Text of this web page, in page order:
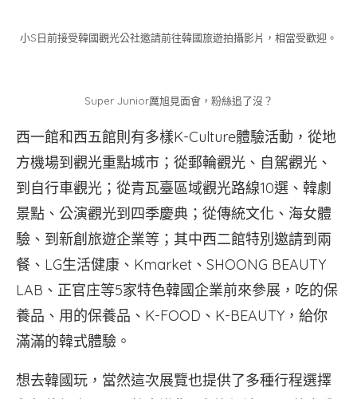
小S日前接受韓國觀光公社邀請前往韓國旅遊拍攝影片，相當受歡迎。
Super Junior厲旭見面會，粉絲追了沒？
西一館和西五館則有多樣K-Culture體驗活動，從地
方機場到觀光重點城市；從郵輪觀光、自駕觀光、
到自行車觀光；從青瓦臺區域觀光路線10選、韓劇
景點、公演觀光到四季慶典；從傳統文化、海女體
驗、到新創旅遊企業等；其中西二館特別邀請到兩
餐、LG生活健康、Kmarket、SHOONG BEAUTY
LAB、正官庄等5家特色韓國企業前來參展，吃的保
養品、用的保養品、K-FOOD、K-BEAUTY，給你
滿滿的韓式體驗。
想去韓國玩，當然這次展覽也提供了多種行程選擇